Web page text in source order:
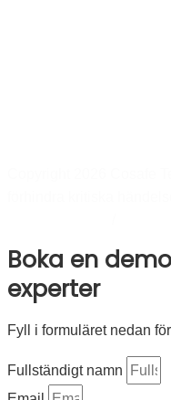
Boka en
experter
Fyll i formuläret nedan
Fullständigt namn